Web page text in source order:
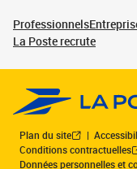
Professionnels
La Poste recrute
Plan du site
Conditions contractuelles
Données personnelles et